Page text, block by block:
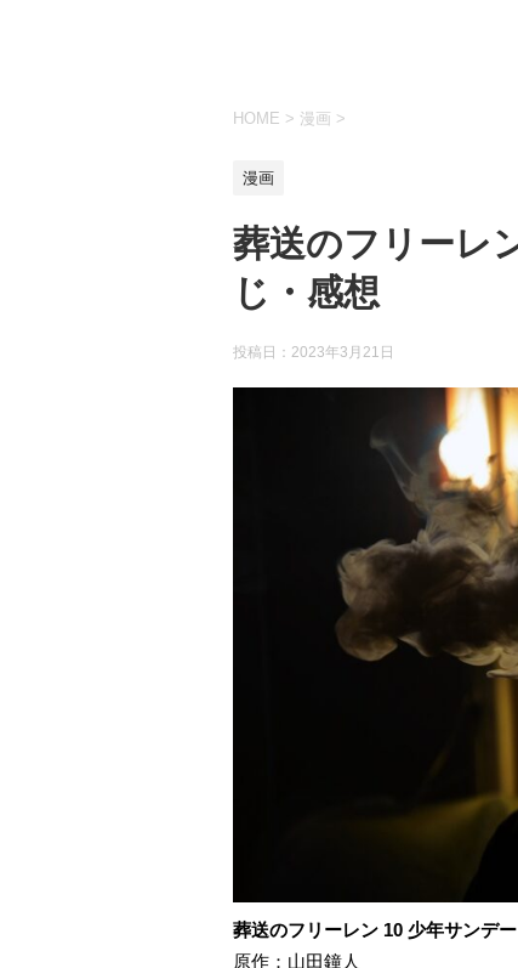
HOME > 漫画 >
漫画
葬送のフリーレ
じ・感想
投稿日： 2023年3月21日
葬送のフリーレン 10 少年サンデ
原作：山田鐘人